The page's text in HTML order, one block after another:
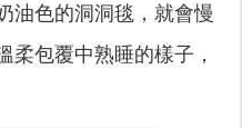
油色的洞洞毯，就會慢
柔包覆中熟睡的樣子，